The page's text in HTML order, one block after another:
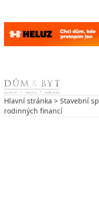
Skip to content
Hlavní stránka > Stavební
rodinných financí